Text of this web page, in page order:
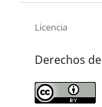
Licencia
Derechos